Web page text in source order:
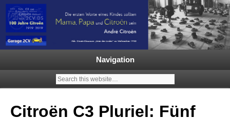
Ein neuer Citroën 2CV | ECO
2000 |1.200 Enten mehr in
Deutschland | French Classic
Events |
Garage 2CV – Automobile Klassiker
Navigation
Citroën C3 Pluriel: Fünf